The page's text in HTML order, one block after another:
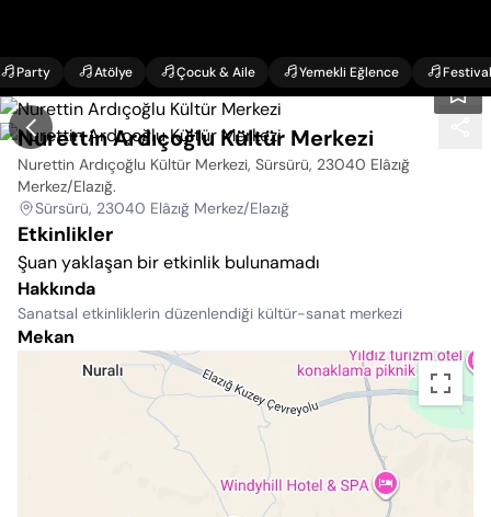
Party Atölye Çocuk & Aile Yemekli Eğlence Festival
Nurettin Ardıçoğlu Kültür Merkezi
Nurettin Ardıçoğlu Kültür Merkezi, Sürsürü, 23040 Elâzığ
Merkez/Elazığ.
Sürsürü, 23040 Elâzığ Merkez/Elazığ
Etkinlikler
Şuan yaklaşan bir etkinlik bulunamadı
Hakkında
Sanatsal etkinliklerin düzenlendiği kültür-sanat merkezi
Mekan